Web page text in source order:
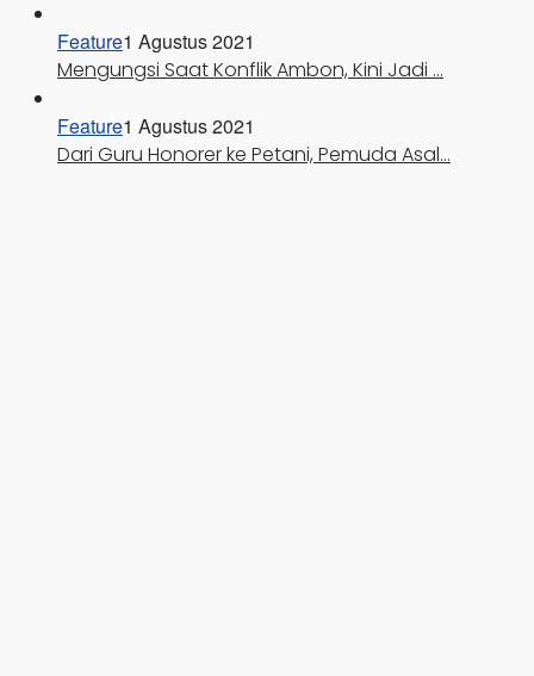
Feature1 Agustus 2021
Mengungsi Saat Konflik Ambon, Kini Jadi …
Feature1 Agustus 2021
Dari Guru Honorer ke Petani, Pemuda Asal…